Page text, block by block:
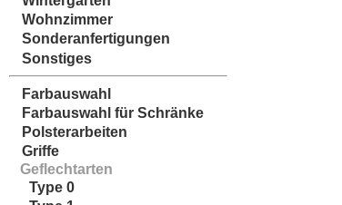
Wohnzimmer
Sonderanfertigungen
Sonstiges
Farbauswahl
Farbauswahl für Schränke
Polsterarbeiten
Griffe
Geflechtarten
Type 0